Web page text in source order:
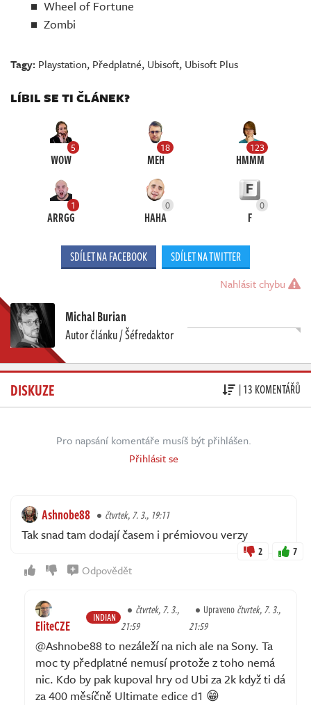
Wheel of Fortune
Zombi
Tagy: Playstation, Předplatné, Ubisoft, Ubisoft Plus
LÍBIL SE TI ČLÁNEK?
5
WOW
18
MEH
123
HMMM
1
ARRGG
0
HAHA
0
F
SDÍLET NA FACEBOOK SDÍLET NA TWITTER
Nahlásit chybu
Michal Burian
Autor článku / Šéfredaktor
DISKUZE | 13 KOMENTÁŘŮ
Pro napsání komentáře musíš být přihlášen.
Přihlásit se
Ashnobe88 čtvrtek, 7. 3., 19:11
Tak snad tam dodají časem i prémiovou verzy
2 7
Odpovědět
EliteCZE INDIAN
čtvrtek, 7. 3.,
21:59
Upravenočtvrtek, 7. 3.,
21:59
@Ashnobe88 to nezáleží na nich ale na Sony. Ta
moc ty předplatné nemusí protože z toho nemá
nic. Kdo by pak kupoval hry od Ubi za 2k když ti dá
za 400 měsíčně Ultimate edice d1 😁